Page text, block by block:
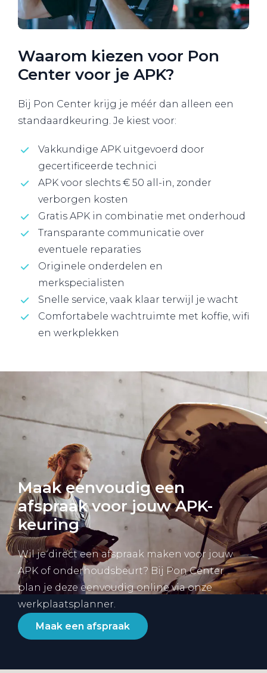
Waarom kiezen voor Pon
Center voor je APK?
Bij Pon Center krijg je méér dan alleen een
standaardkeuring. Je kiest voor:
Vakkundige APK uitgevoerd door
gecertificeerde technici
APK voor slechts € 50 all-in, zonder
verborgen kosten
Gratis APK in combinatie met onderhoud
Transparante communicatie over
eventuele reparaties
Originele onderdelen en
merkspecialisten
Snelle service, vaak klaar terwijl je wacht
Comfortabele wachtruimte met koffie, wifi
en werkplekken
Maak eenvoudig een
afspraak voor jouw APK-
keuring
Wil je direct een afspraak maken voor jouw
APK of onderhoudsbeurt? Bij Pon Center
plan je deze eenvoudig online via onze
werkplaatsplanner.
Maak een afspraak